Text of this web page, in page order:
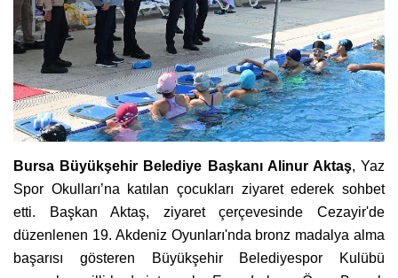
Bursa Büyükşehir Belediye Başkanı Alinur Aktaş, Yaz
Spor Okulları’na katılan çocukları ziyaret ederek sohbet
etti. Başkan Aktaş, ziyaret çerçevesinde Cezayir'de
düzenlenen 19. Akdeniz Oyunları'nda bronz madalya alma
başarısı gösteren Büyükşehir Belediyespor Kulübü